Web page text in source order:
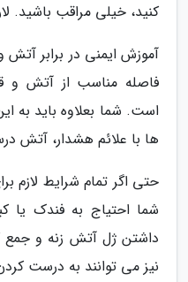
کنید، خیلی مراقب باشید.
آموزش ایمنی در برابر
فاصله مناسب از آتش و
است. شما بعلاوه باید به
ها با علائم هشدار، آتش
حتی اگر تمام شرایط لازم
شما احتیاج به فندک یا
داشتن ژل آتش زنه و
نیز می توانند به درست